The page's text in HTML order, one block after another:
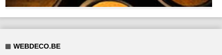
WEBDECO.BE